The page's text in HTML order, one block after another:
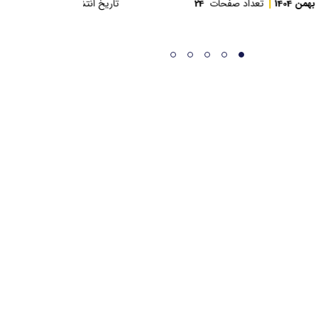
انتشار بهمن 1404 تعداد صفحات